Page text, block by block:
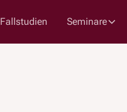
Fallstudien Seminare